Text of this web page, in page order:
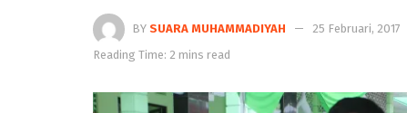
BY SUARA MUHAMMADIYAH 25 Februari, 2017
Reading Time: 2 mins read